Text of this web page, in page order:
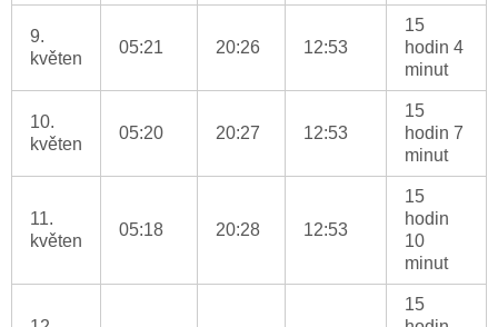
9.
květen
05:21 20:26 12:53
15
hodin 4
minut
10.
květen
05:20 20:27 12:53
15
hodin 7
minut
11.
květen
05:18 20:28 12:53
15
hodin
10
minut
15